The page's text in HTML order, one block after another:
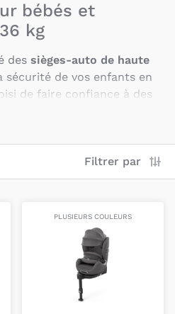
bébés et
kg
des sièges-auto de haute
sécurité de vos enfants en
de faire confiance à des
besoins.
le siège-auto de
permettre de choisir le
bébé :
dont le groupe correspond
(
groupe 0/0+
de la naissance à
Filtrer par
PLUSIEURS COULEURS